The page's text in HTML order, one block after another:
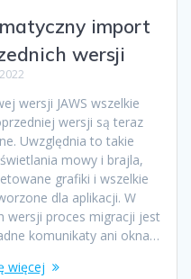
import
wersji
wersji JAWS wszelkie
wersji są teraz
Uwzględnia to takie
mowy i brajla,
grafiki i wszelkie
dla aplikacji. W
wersji proces migracji jest
komunikaty ani okna…
więcej